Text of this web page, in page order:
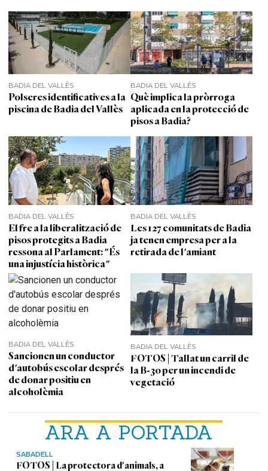
ARA A PORTADA
SABADELL
FOTOS | La protectora d'animals, a
BADIA DEL VALLÈS
Polseres identificatives a la
piscina de Badia del Vallès
BADIA DEL VALLÈS
Què implica la pròrroga
aplicada en la protecció de
pisos a Badia?
BADIA DEL VALLÈS
El fre a la liberalització de
pisos protegits a Badia
ressona al Parlament: "És
una injustícia històrica"
BADIA DEL VALLÈS
Les 127 comunitats de Badia
ja tenen empresa per a la
retirada de l'amiant
BADIA DEL VALLÈS
Sancionen un conductor
d'autobús escolar després
de donar positiu en
alcoholèmia
BADIA DEL VALLÈS
FOTOS | Tallat un carril de
la B-30 per un incendi de
vegetació